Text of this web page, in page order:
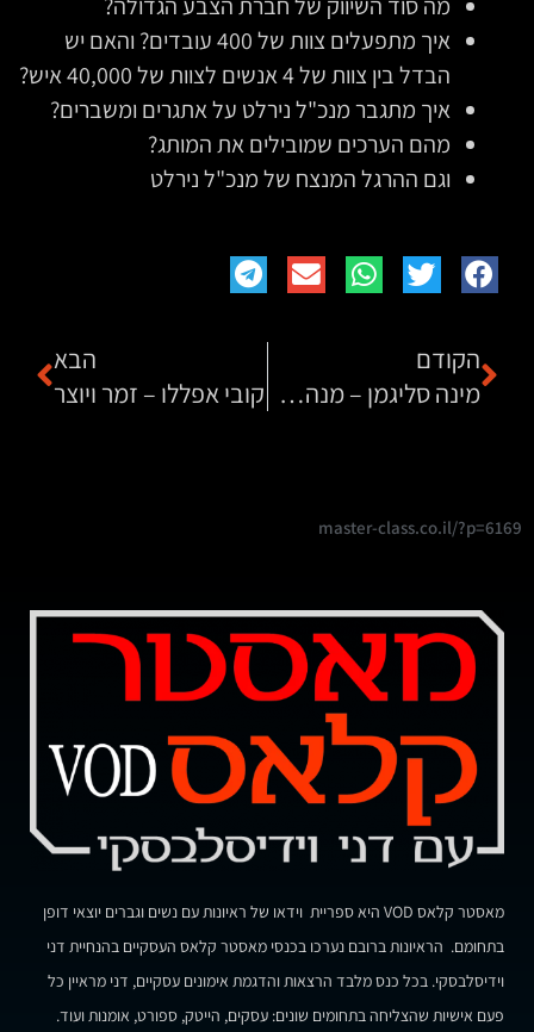
איך מתפעלים צוות של 400‏ עובדים? והאם יש
הבדל בין צוות של 4‏ אנשים לצוות של 40,000‏ איש?
איך מתגבר מנכ"ל נירלט על אתגרים ומשברים?
מהם הערכים שמובילים את המותג?
וגם ההרגל המנצח של מנכ"ל נירלט
הקודם
מינה סליגמן – מנהלת השיווק של מחשבי Lenovo ישראל
הבא
קובי אפללו – זמר ויוצר
master-class.co.il/?p=6169
מאסטר קלאס VOD היא ספריית וידאו של ראיונות עם נשים וגברים יוצאי דופן
בתחומם. הראיונות ברובם נערכו בכנסי מאסטר קלאס העסקיים בהנחיית דני
וידיסלבסקי. בכל כנס מלבד הרצאות והדגמת אימונים עסקיים, דני מראיין כל
פעם אישיות שהצליחה בתחומים שונים: עסקים, הייטק, ספורט, אומנות ועוד.